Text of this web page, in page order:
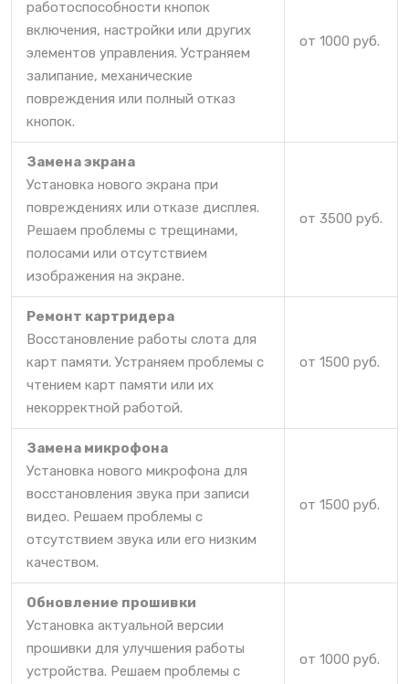
работоспособности кнопок
включения, настройки или других
элементов управления. Устраняем
залипание, механические
повреждения или полный отказ
кнопок.
от 1000 руб.
Замена экрана
Установка нового экрана при
повреждениях или отказе дисплея.
Решаем проблемы с трещинами,
полосами или отсутствием
изображения на экране.
от 3500 руб.
Ремонт картридера
Восстановление работы слота для
карт памяти. Устраняем проблемы с
чтением карт памяти или их
некорректной работой.
от 1500 руб.
Замена микрофона
Установка нового микрофона для
восстановления звука при записи
видео. Решаем проблемы с
отсутствием звука или его низким
качеством.
от 1500 руб.
Обновление прошивки
Установка актуальной версии
прошивки для улучшения работы
устройства. Решаем проблемы с
от 1000 руб.